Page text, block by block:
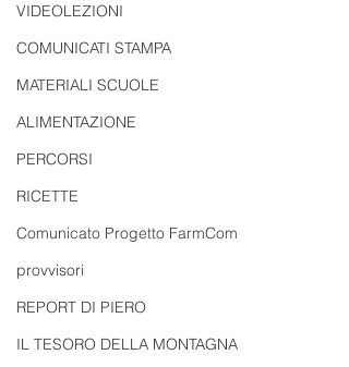
VIDEOLEZIONI
COMUNICATI STAMPA
MATERIALI SCUOLE
ALIMENTAZIONE
PERCORSI
RICETTE
Comunicato Progetto FarmCom
provvisori
REPORT DI PIERO
IL TESORO DELLA MONTAGNA